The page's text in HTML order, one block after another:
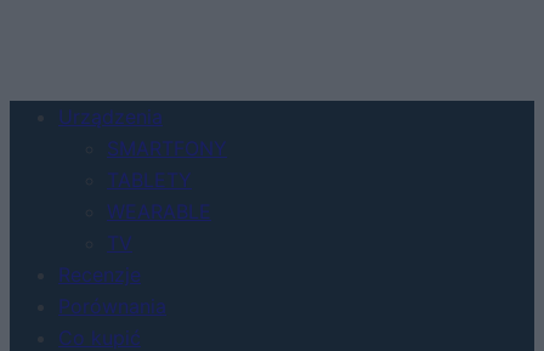
Urządzenia
SMARTFONY
TABLETY
WEARABLE
TV
Recenzje
Porównania
Co kupić